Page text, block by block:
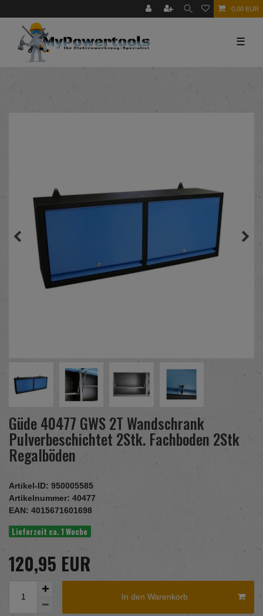
0,00 EUR
☰
Güde 40477 GWS 2T Wandschrank
Pulverbeschichtet 2Stk. Fachboden 2Stk
Regalböden
Artikel-ID: 950005585
Artikelnummer: 40477
EAN: 4015671601698
Lieferzeit ca. 1 Woche
120,95 EUR
In den Warenkorb